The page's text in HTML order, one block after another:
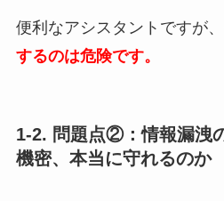
便利なアシスタントですが、
するのは危険です。
1-2. 問題点②：情報漏洩
機密、本当に守れるのか